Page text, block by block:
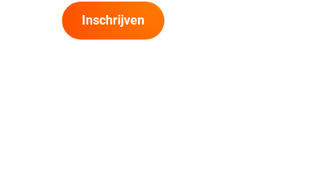
Inschrijven